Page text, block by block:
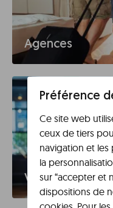
Agences
Voyage
Préférence
Ce site web
ceux de tiers
navigation et les
la
sur “accepter et
dispositions de
cookies . Pour